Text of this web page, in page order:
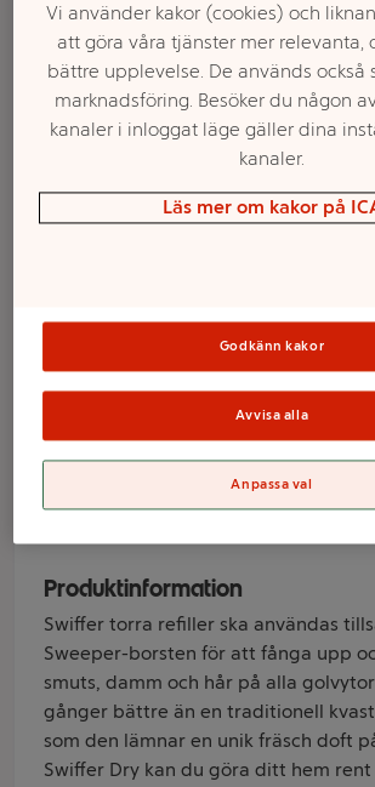
Golvmopp
Refill 72p Pet
Produktinformation
Swiffer torra refiller ska användas
Sweeper-borsten för att fånga upp
smuts, damm och hår på alla
gånger bättre än en traditionell
som den lämnar en unik fräsch doft
Swiffer Dry kan du göra ditt hem
Välj butik och handla
Sortimentet kan variera mellan
Vi använder kakor (cookies) och
att göra våra tjänster mer relevanta,
bättre upplevelse. De används också
marknadsföring. Besöker du någon
kanaler i inloggat läge gäller dina
kanaler.
Läs mer om kakor på
Godkänn kakor
Avvisa alla
Anpassa val